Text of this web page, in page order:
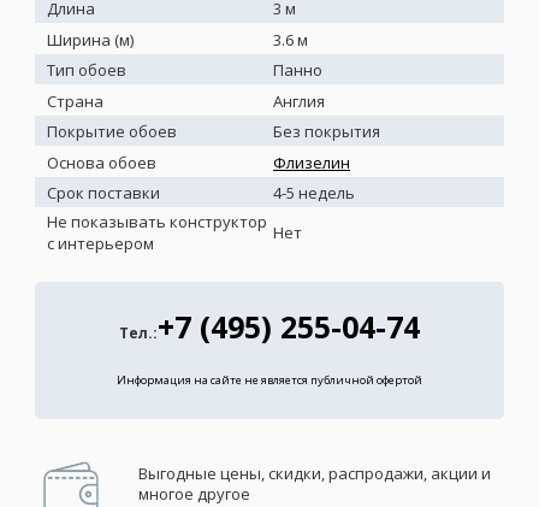
Длина
3 м
Ширина (м)
3.6 м
Тип обоев
Панно
Страна
Англия
Покрытие обоев
Без покрытия
Основа обоев
Флизелин
Срок поставки
4-5 недель
Не показывать конструктор
с интерьером
Нет
Тел.:+7 (495) 255-04-74
Информация на сайте не является публичной офертой
Выгодные цены, скидки, распродажи, акции и
многое другое